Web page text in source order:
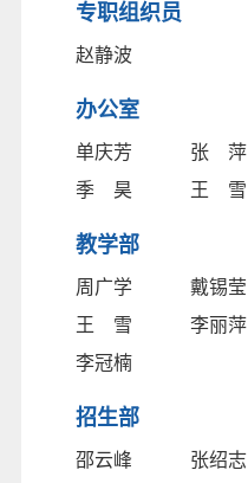
专职组织员
赵静波
办公室
单庆芳 张 萍
季 昊
王 雪
教学部
周广学 戴锡莹
王 雪
李丽萍
李冠楠
招生部
邵云峰 张绍志